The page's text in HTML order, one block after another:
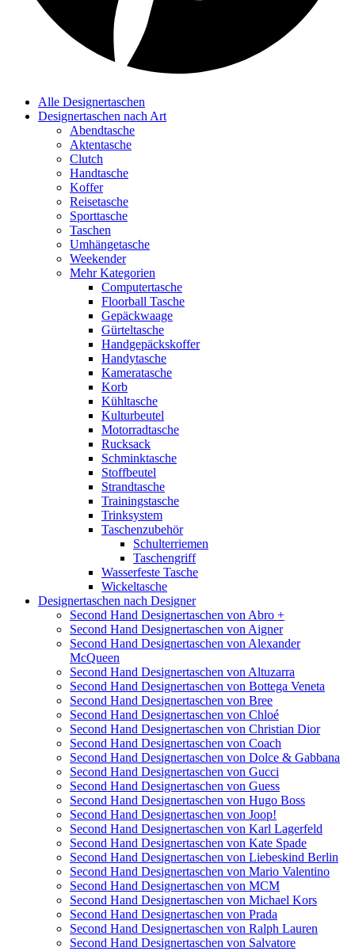
Alle Designertaschen
Designertaschen nach Art
Abendtasche
Aktentasche
Clutch
Handtasche
Koffer
Reisetasche
Sporttasche
Taschen
Umhängetasche
Weekender
Mehr Kategorien
Computertasche
Floorball Tasche
Gepäckwaage
Gürteltasche
Handgepäckskoffer
Handytasche
Kameratasche
Korb
Kühltasche
Kulturbeutel
Motorradtasche
Rucksack
Schminktasche
Stoffbeutel
Strandtasche
Trainingstasche
Trinksystem
Taschenzubehör
Schulterriemen
Taschengriff
Wasserfeste Tasche
Wickeltasche
Designertaschen nach Designer
Second Hand Designertaschen von Abro +
Second Hand Designertaschen von Aigner
Second Hand Designertaschen von Alexander
McQueen
Second Hand Designertaschen von Altuzarra
Second Hand Designertaschen von Bottega Veneta
Second Hand Designertaschen von Bree
Second Hand Designertaschen von Chloé
Second Hand Designertaschen von Christian Dior
Second Hand Designertaschen von Coach
Second Hand Designertaschen von Dolce & Gabbana
Second Hand Designertaschen von Gucci
Second Hand Designertaschen von Guess
Second Hand Designertaschen von Hugo Boss
Second Hand Designertaschen von Joop!
Second Hand Designertaschen von Karl Lagerfeld
Second Hand Designertaschen von Kate Spade
Second Hand Designertaschen von Liebeskind Berlin
Second Hand Designertaschen von Mario Valentino
Second Hand Designertaschen von MCM
Second Hand Designertaschen von Michael Kors
Second Hand Designertaschen von Prada
Second Hand Designertaschen von Ralph Lauren
Second Hand Designertaschen von Salvatore